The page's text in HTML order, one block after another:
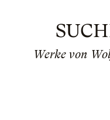
Werke von